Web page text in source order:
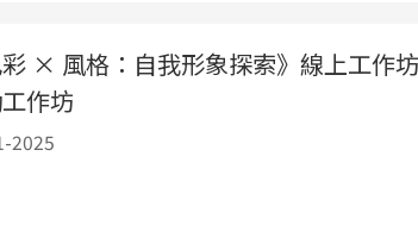
彩 × 風格：自我形象探索》線上工作坊
作坊
2025